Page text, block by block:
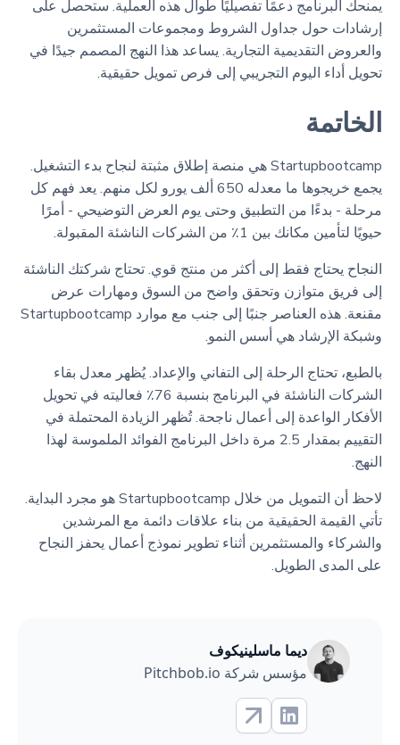
يمنحك البرنامج دعمًا تفصيليًا طوال هذه العملية. ستحصل على
إرشادات حول جداول الشروط ومجموعات المستثمرين
والعروض التقديمية التجارية. يساعد هذا النهج المصمم جيدًا في
تحويل أداء اليوم التجريبي إلى فرص تمويل حقيقية.
الخاتمة
Startupbootcamp هي منصة إطلاق مثبتة لنجاح بدء التشغيل.
يجمع خريجوها ما معدله 650 ألف يورو لكل منهم. يعد فهم كل
مرحلة - بدءًا من التطبيق وحتى يوم العرض التوضيحي - أمرًا
حيويًا لتأمين مكانك بين 1٪ من الشركات الناشئة المقبولة.
النجاح يحتاج فقط إلى أكثر من منتج قوي. تحتاج شركتك الناشئة
إلى فريق متوازن وتحقق واضح من السوق ومهارات عرض
مقنعة. هذه العناصر جنبًا إلى جنب مع موارد Startupbootcamp
وشبكة الإرشاد هي أسس النمو.
بالطبع، تحتاج الرحلة إلى التفاني والإعداد. يُظهر معدل بقاء
الشركات الناشئة في البرنامج بنسبة 76٪ فعاليته في تحويل
الأفكار الواعدة إلى أعمال ناجحة. تُظهر الزيادة المحتملة في
التقييم بمقدار 2.5 مرة داخل البرنامج الفوائد الملموسة لهذا
النهج.
لاحظ أن التمويل من خلال Startupbootcamp هو مجرد البداية.
تأتي القيمة الحقيقية من بناء علاقات دائمة مع المرشدين
والشركاء والمستثمرين أثناء تطوير نموذج أعمال يحفز النجاح
على المدى الطويل.
ديما ماسلينيكوف
مؤسس شركة Pitchbob.io